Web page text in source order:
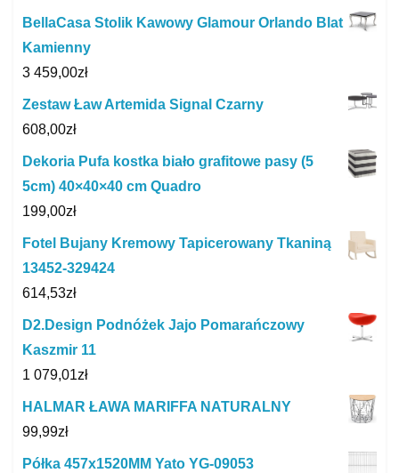
BellaCasa Stolik Kawowy Glamour Orlando Blat
Kamienny
3 459,00zł
Zestaw Ław Artemida Signal Czarny
608,00zł
Dekoria Pufa kostka biało grafitowe pasy (5
5cm) 40×40×40 cm Quadro
199,00zł
Fotel Bujany Kremowy Tapicerowany Tkaniną
13452-329424
614,53zł
D2.Design Podnóżek Jajo Pomarańczowy
Kaszmir 11
1 079,01zł
HALMAR ŁAWA MARIFFA NATURALNY
99,99zł
Półka 457x1520MM Yato YG-09053